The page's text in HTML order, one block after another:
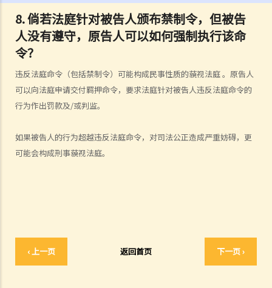
8. 倘若法庭针对被告人颁布禁制令，但被告
人没有遵守，原告人可以如何强制执行该命
令？
违反法庭命令（包括禁制令）可能构成民事性质的藐视法庭 。原告人
可以向法庭申请交付羁押命令，要求法庭针对被告人违反法庭命令的
行为作出罚款及/或判监。
如果被告人的行为超越违反法庭命令，对司法公正造成严重妨碍，更
可能会构成刑事藐视法庭。
‹ 上一页 返回首页 下一页 ›
律协助）？
4. 倘若我被判胜诉，我是否一定可以取得我想要的补偿？
5. 我有能力支付有关法律开支吗？
1. 为甚么即使我赢了官司，并且法院已经命令对方支付我的律师费用，
我的律师费用也不能全额报销？
2. 法院是否必须命令败诉一方全额支付胜诉一方的律师费用？ 有甚么原
6. 我有时间应付诉讼吗？
7. 展开民事诉讼是否有期限？
例子？ 除了一笔过赔偿（经算定或未经算定）外，在民事诉讼中是否还
有其他的申索？
11. 哪些民事案件的数据可以公开？ 是否所有证据、文件或证人陈述书